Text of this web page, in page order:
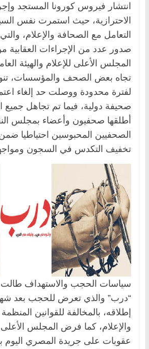
انتشار فيروس كورونا المستجد
الاحترازية، حيث استمرت نفس
التعامل مع الصحافة والإعلام،
صدور عدد من الإجراءات
المجلس الأعلى للإعلام والهيئة
تجاه بعض الصحف والمؤسسات،
لفترة محدودة ووصلت حد إلغاء
صحيفة دولية، فيما تم تجاهل جميع
أطلقها صحفيون وأعضاء بمجلس
الصحفيين المحبوسين احتياطيا
تخفيف التكدس في السجون
سياسات الحجب والاستهداف طالت
“درب” والذي تعرض للحجب بعد
إطلاقه، بالمخالفة للقوانين
والإعلام، كما فرض المجلس الأعلى
عقوبات على جريدة المصري